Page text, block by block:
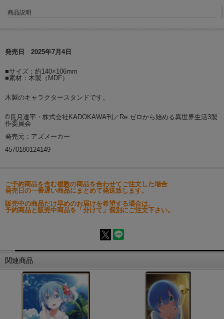
商品説明
発売日 2025年7月4日
■サイズ：約140×106mm
■素材：木製（MDF）
木製のキャラクタースタンドです。
©長月達平・株式会社KADOKAWA刊／Re:ゼロから始める異世界生活3製
作委員会
発売元：アズメーカー
4570180124149
ご予約商品を含む複数の商品を合わせてご注文した場合
発売日の一番遅い商品にまとめて発送致します。
販売中の商品だけ早めのお届けを希望する場合は、
予約商品と販売中商品を「分けて」個別にご注文下さい。
関連商品